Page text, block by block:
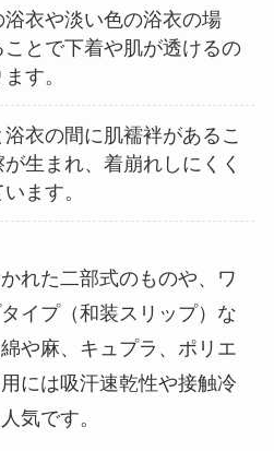
衣や淡い色の浴衣の場
とで下着や肌が透けるの
す。
衣の間に肌襦袢があるこ
生まれ、着崩れしにくく
ます。
れた二部式のものや、ワ
イプ（和装スリップ）な
や麻、キュプラ、ポリエ
には吸汗速乾性や接触冷
気です。